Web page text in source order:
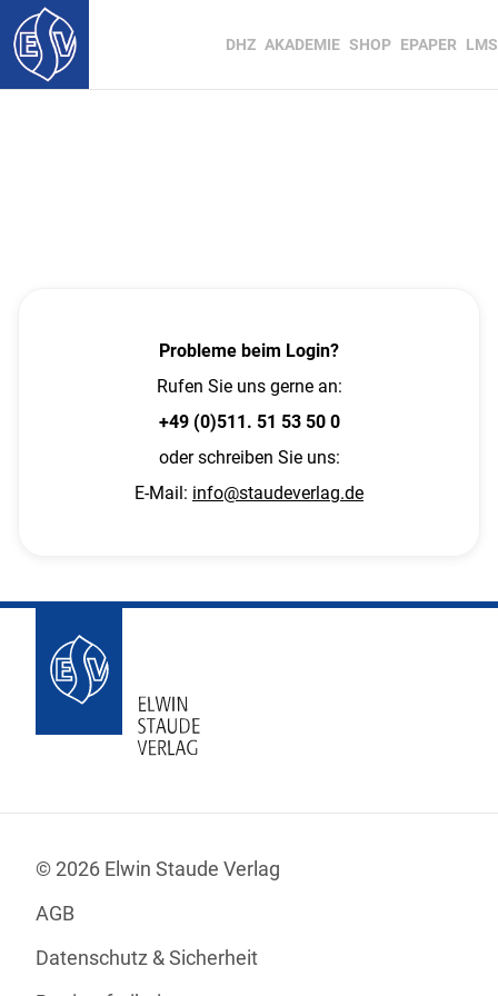
DHZ AKADEMIE SHOP EPAPER LMS
Probleme beim Login?
Rufen Sie uns gerne an:
+49 (0)511. 51 53 50 0
oder schreiben Sie uns:
E-Mail: info@staudeverlag.de
© 2026 Elwin Staude Verlag
AGB
Datenschutz & Sicherheit